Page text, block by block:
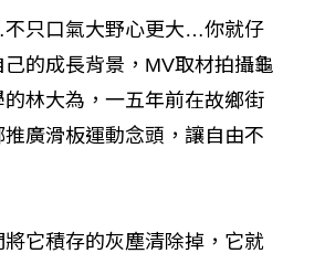
不只口氣大野心更大…你就仔
的成長背景，MV取材拍攝龜
林大為，一五年前在故鄉街
廣滑板運動念頭，讓自由不
它積存的灰塵清除掉，它就
【故事精華】從黑暗到光明 見證醫務
社工如何改變生命的故事